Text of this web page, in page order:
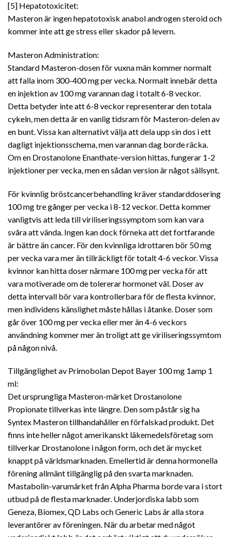
[5] Hepatotoxicitet:
Masteron är ingen hepatotoxisk anabol androgen steroid och
kommer inte att ge stress eller skador på levern.
Masteron Administration:
Standard Masteron-dosen för vuxna män kommer normalt
att falla inom 300-400 mg per vecka. Normalt innebär detta
en injektion av 100 mg varannan dag i totalt 6-8 veckor.
Detta betyder inte att 6-8 veckor representerar den totala
cykeln, men detta är en vanlig tidsram för Masteron-delen av
en bunt. Vissa kan alternativt välja att dela upp sin dos i ett
dagligt injektionsschema, men varannan dag borde räcka.
Om en Drostanolone Enanthate-version hittas, fungerar 1-2
injektioner per vecka, men en sådan version är något sällsynt.
För kvinnlig bröstcancerbehandling kräver standarddosering
100 mg tre gånger per vecka i 8-12 veckor. Detta kommer
vanligtvis att leda till viriliseringssymptom som kan vara
svåra att vända. Ingen kan dock förneka att det fortfarande
är bättre än cancer. För den kvinnliga idrottaren bör 50 mg
per vecka vara mer än tillräckligt för totalt 4-6 veckor. Vissa
kvinnor kan hitta doser närmare 100 mg per vecka för att
vara motiverade om de tolererar hormonet väl. Doser av
detta intervall bör vara kontrollerbara för de flesta kvinnor,
men individens känslighet måste hållas i åtanke. Doser som
går över 100 mg per vecka eller mer än 4-6 veckors
användning kommer mer än troligt att ge viriliseringssymtom
på någon nivå.
Tillgänglighet av Primobolan Depot Bayer 100 mg 1amp 1
ml:
Det ursprungliga Masteron-märket Drostanolone
Propionate tillverkas inte längre. Den som påstår sig ha
Syntex Masteron tillhandahåller en förfalskad produkt. Det
finns inte heller något amerikanskt läkemedelsföretag som
tillverkar Drostanolone i någon form, och det är mycket
knappt på världsmarknaden. Emellertid är denna hormonella
förening allmänt tillgänglig på den svarta marknaden.
Mastabolin-varumärket från Alpha Pharma borde vara i stort
utbud på de flesta marknader. Underjordiska labb som
Geneza, Biomex, QD Labs och Generic Labs är alla stora
leverantörer av föreningen. När du arbetar med något